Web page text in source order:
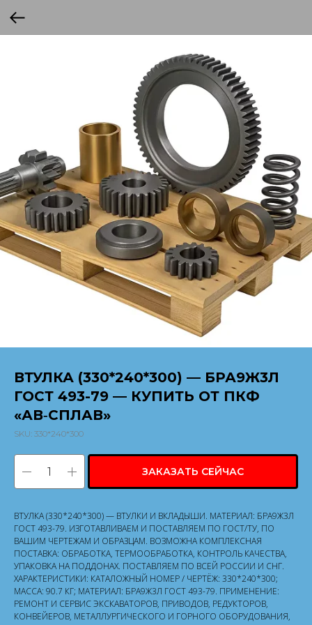
ВТУЛКА (330*240*300) — БРА9Ж3Л
ГОСТ 493-79 — КУПИТЬ ОТ ПКФ
«АВ‑СПЛАВ»
SKU: 330*240*300
ЗАКАЗАТЬ СЕЙЧАС
ВТУЛКА (330*240*300) — ВТУЛКИ И ВКЛАДЫШИ. МАТЕРИАЛ: БРА9Ж3Л
ГОСТ 493-79. ИЗГОТАВЛИВАЕМ И ПОСТАВЛЯЕМ ПО ГОСТ/ТУ, ПО
ВАШИМ ЧЕРТЕЖАМ И ОБРАЗЦАМ. ВОЗМОЖНА КОМПЛЕКСНАЯ
ПОСТАВКА: ОБРАБОТКА, ТЕРМООБРАБОТКА, КОНТРОЛЬ КАЧЕСТВА,
УПАКОВКА НА ПОДДОНАХ. ПОСТАВЛЯЕМ ПО ВСЕЙ РОССИИ И СНГ.
ХАРАКТЕРИСТИКИ: КАТАЛОЖНЫЙ НОМЕР / ЧЕРТЁЖ: 330*240*300;
МАССА: 90.7 КГ; МАТЕРИАЛ: БРА9Ж3Л ГОСТ 493-79. ПРИМЕНЕНИЕ:
РЕМОНТ И СЕРВИС ЭКСКАВАТОРОВ, ПРИВОДОВ, РЕДУКТОРОВ,
КОНВЕЙЕРОВ, МЕТАЛЛУРГИЧЕСКОГО И ГОРНОГО ОБОРУДОВАНИЯ,